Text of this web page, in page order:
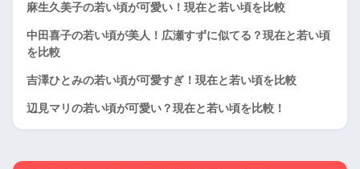
麻生久美子の若い頃が可愛い！現在と若い頃を比較
中田喜子の若い頃が美人！広瀬すずに似てる？現在と若い頃
を比較
吉澤ひとみの若い頃が可愛すぎ！現在と若い頃を比較
辺見マリの若い頃が可愛い？現在と若い頃を比較！